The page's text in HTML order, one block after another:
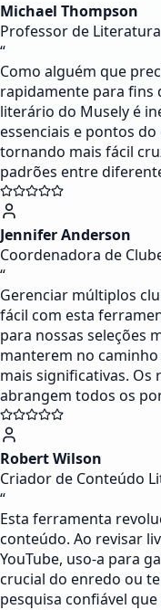
Michael Thompson
Professor de Literatura
“
Como alguém que
rapidamente para fins
literário do Musely é
essenciais e pontos
tornando mais fácil
padrões entre
Jennifer Anderson
Coordenadora de
“
Gerenciar múltiplos
fácil com esta
para nossas seleções
manterem no
mais significativas.
abrangem todos os
Robert Wilson
Criador de Conteúdo
“
Esta ferramenta
conteúdo. Ao revisar
YouTube, uso-a para
crucial do enredo ou
pesquisa confiável